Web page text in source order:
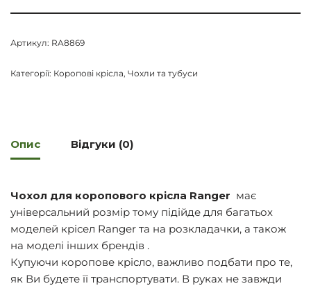
Артикул: RA8869
Категорії: Коропові крісла, Чохли та тубуси
Опис Відгуки (0)
Чохол для коропового крісла Ranger має
універсальний розмір тому підійде для багатьох
моделей крісел Ranger та на розкладачки, а також
на моделі інших брендів .
Купуючи коропове крісло, важливо подбати про те,
як Ви будете її транспортувати. В руках не завжди